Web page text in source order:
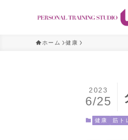
ホーム 健康
2023
6/25
健康 筋ト